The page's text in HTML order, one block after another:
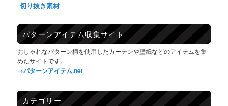
切り抜き素材
パターンアイテム収集サイト
おしゃれなパターン柄を使用したカーテンや壁紙などのアイテムを集
めたサイトです。
→パターンアイテム.net
カテゴリー